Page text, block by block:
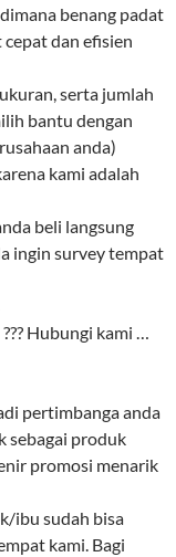
benang padat
dan efisien
serta jumlah
bantu dengan
anda)
kami adalah
beli langsung
ingin survey tempat
Hubungi kami …
pertimbanga anda
sebagai produk
promosi menarik
ibu sudah bisa
kami. Bagi